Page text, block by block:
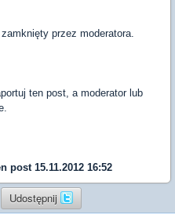
przez moderatora.
ten post, a moderator lub
post 15.11.2012 16:52
Udostępnij